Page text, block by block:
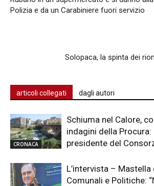
Polizia e da un Carabiniere fuori servizio
Solopaca, la spinta dei
articoli collegati dagli autori
CRONACA
Schiuma nel Calore,
indagini della
presidente del
L’intervista –
Comunali e Politiche: